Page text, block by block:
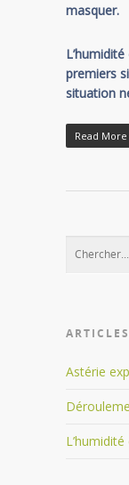
masquer.
premiers
situation
Read More
Astérie